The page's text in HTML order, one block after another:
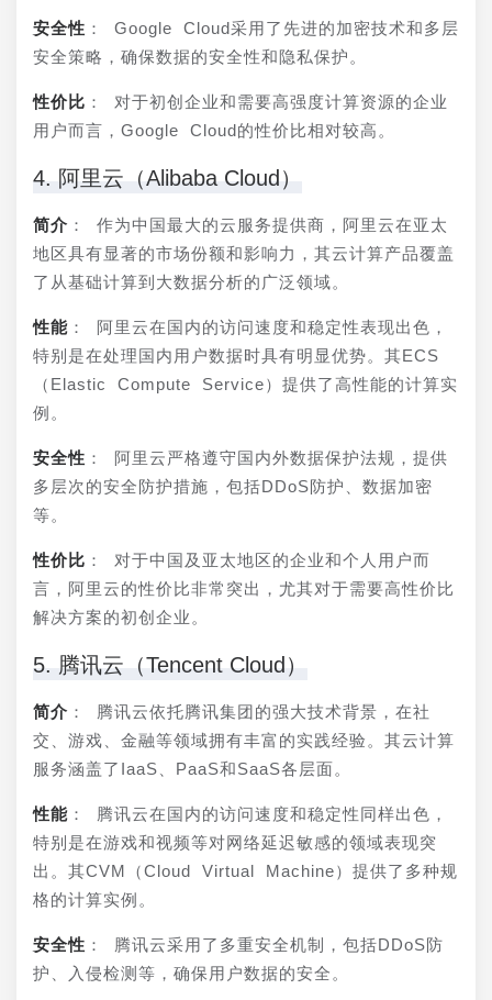
安全性 ： Google Cloud采用了先进的加密技术和多层
安全策略，确保数据的安全性和隐私保护。
性价比 ： 对于初创企业和需要高强度计算资源的企业
用户而言，Google Cloud的性价比相对较高。
4. 阿里云（Alibaba Cloud）
简介 ： 作为中国最大的云服务提供商，阿里云在亚太
地区具有显著的市场份额和影响力，其云计算产品覆盖
了从基础计算到大数据分析的广泛领域。
性能 ： 阿里云在国内的访问速度和稳定性表现出色，
特别是在处理国内用户数据时具有明显优势。其ECS
（Elastic Compute Service）提供了高性能的计算实
例。
安全性 ： 阿里云严格遵守国内外数据保护法规，提供
多层次的安全防护措施，包括DDoS防护、数据加密
等。
性价比 ： 对于中国及亚太地区的企业和个人用户而
言，阿里云的性价比非常突出，尤其对于需要高性价比
解决方案的初创企业。
5. 腾讯云（Tencent Cloud）
简介 ： 腾讯云依托腾讯集团的强大技术背景，在社
交、游戏、金融等领域拥有丰富的实践经验。其云计算
服务涵盖了IaaS、PaaS和SaaS各层面。
性能 ： 腾讯云在国内的访问速度和稳定性同样出色，
特别是在游戏和视频等对网络延迟敏感的领域表现突
出。其CVM（Cloud Virtual Machine）提供了多种规
格的计算实例。
安全性 ： 腾讯云采用了多重安全机制，包括DDoS防
护、入侵检测等，确保用户数据的安全。